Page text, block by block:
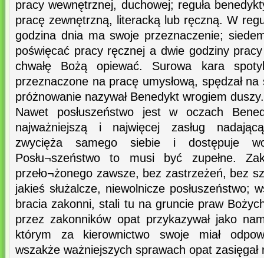
pracy wewnętrznej, duchowej; reguła
pracę zewnętrzną, literacką lub ręczną. W
godzina dnia ma swoje przeznaczenie;
poświęcać pracy ręcznej a dwie godziny
chwałę Bożą opiewać. Surowa kara
przeznaczone na pracę umysłową, spędzał
próżnowanie nazywał Benedykt wrogiem duszy.
Nawet posłuszeństwo jest w oczach
najważniejszą i najwięcej zasług
zwycięża samego siebie i dostępuje
Posłu¬szeństwo to musi być zupełne.
przeło¬żonego zawsze, bez zastrzeżeń, bez
jakieś służalcze, niewolnicze posłuszeństwo;
bracia zakonni, stali tu na gruncie praw
przez zakonników opat przykazywał jako
którym za kierownictwo swoje miał
wszakże ważniejszych sprawach opat